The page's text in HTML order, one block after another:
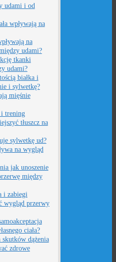
udami i od
wpływają na
na
udami?
tkanki
udami?
białka i
i sylwetkę?
mięśnie
i trening
tłuszcz na
sylwetkę ud?
na wygląd
jak unoszenie
między
i zabiegi
wygląd przerwy
ciała?
dążenia
zdrowe